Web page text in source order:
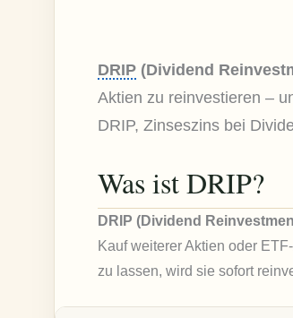
DRIP (Dividend
Aktien zu reinvestieren –
DRIP, Zinseszins bei
Was ist DRIP?
DRIP (Dividend
Kauf weiterer Aktien oder
zu lassen, wird sie sofort